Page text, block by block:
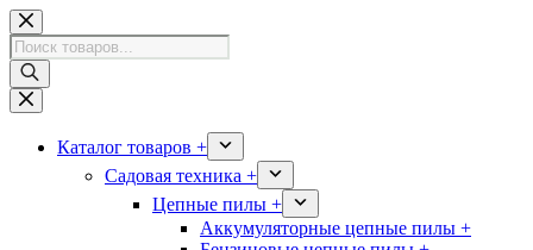
Перейти
к
сути
Поиск
товаров
Каталог товаров +
Садовая техника +
Цепные пилы +
Аккумуляторные цепные пилы +